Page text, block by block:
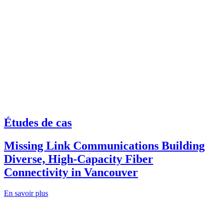
Études de cas
Missing Link Communications Building
Diverse, High-Capacity Fiber
Connectivity in Vancouver
En savoir plus